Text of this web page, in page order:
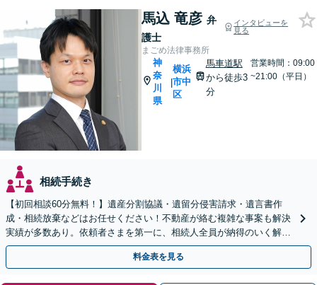
馬込 竜彦 弁
護士
インタビューを
見る
まごめ法律事務所
神
奈
川
県
|
横浜
市中
区
馬車道駅
から徒歩3
分
営業時間：09:00
~21:00（平日）
相続手続き
【初回相談60分無料！】遺産分割協議・遺留分侵害請求・遺言書作
成・相続放棄などはお任せください！不動産が絡む複雑な事案も解決
実績が多数あり。依頼者さまを第一に、相続人全員が納得のいく解決
を目指します【馬車道駅3分】
料金表を見る